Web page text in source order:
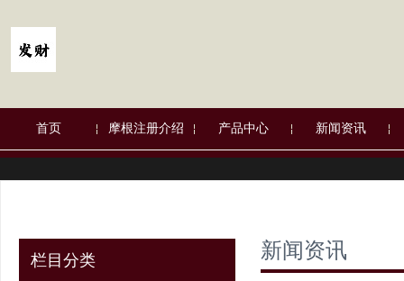
首页 摩根注册介绍 产品中心 新闻资讯
栏目分类 新闻资讯